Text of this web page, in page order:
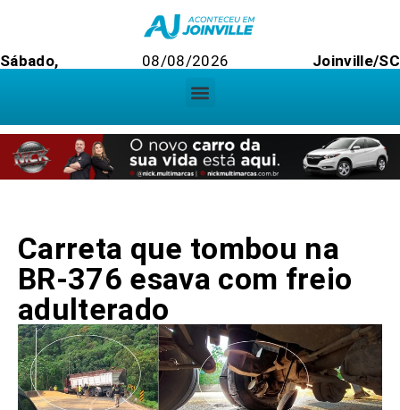
Sábado, 08/08/2026 Joinville/SC
Carreta que tombou na
BR-376 esava com freio
adulterado